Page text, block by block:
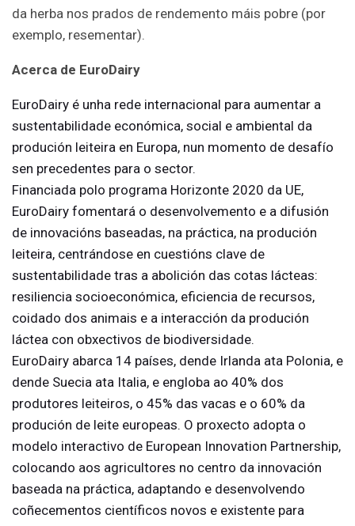
da herba nos prados de rendemento máis pobre (por
exemplo, resementar).
Acerca de EuroDairy
EuroDairy é unha rede internacional para aumentar a
sustentabilidade económica, social e ambiental da
produción leiteira en Europa, nun momento de desafío
sen precedentes para o sector.
Financiada polo programa Horizonte 2020 da UE,
EuroDairy fomentará o desenvolvemento e a difusión
de innovacións baseadas, na práctica, na produción
leiteira, centrándose en cuestións clave de
sustentabilidade tras a abolición das cotas lácteas:
resiliencia socioeconómica, eficiencia de recursos,
coidado dos animais e a interacción da produción
láctea con obxectivos de biodiversidade.
EuroDairy abarca 14 países, dende Irlanda ata Polonia, e
dende Suecia ata Italia, e engloba ao 40% dos
produtores leiteiros, o 45% das vacas e o 60% da
produción de leite europeas. O proxecto adopta o
modelo interactivo de European Innovation Partnership,
colocando aos agricultores no centro da innovación
baseada na práctica, adaptando e desenvolvendo
coñecementos científicos novos e existente para